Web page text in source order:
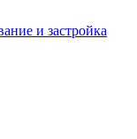
и застройка